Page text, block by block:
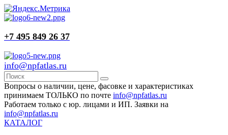
+7 495 849 26 37
info@npfatlas.ru
Вопросы о наличии, цене, фасовке и характеристиках
принимаем ТОЛЬКО по почте info@npfatlas.ru
Работаем только с юр. лицами и ИП. Заявки на
info@npfatlas.ru
КАТАЛОГ